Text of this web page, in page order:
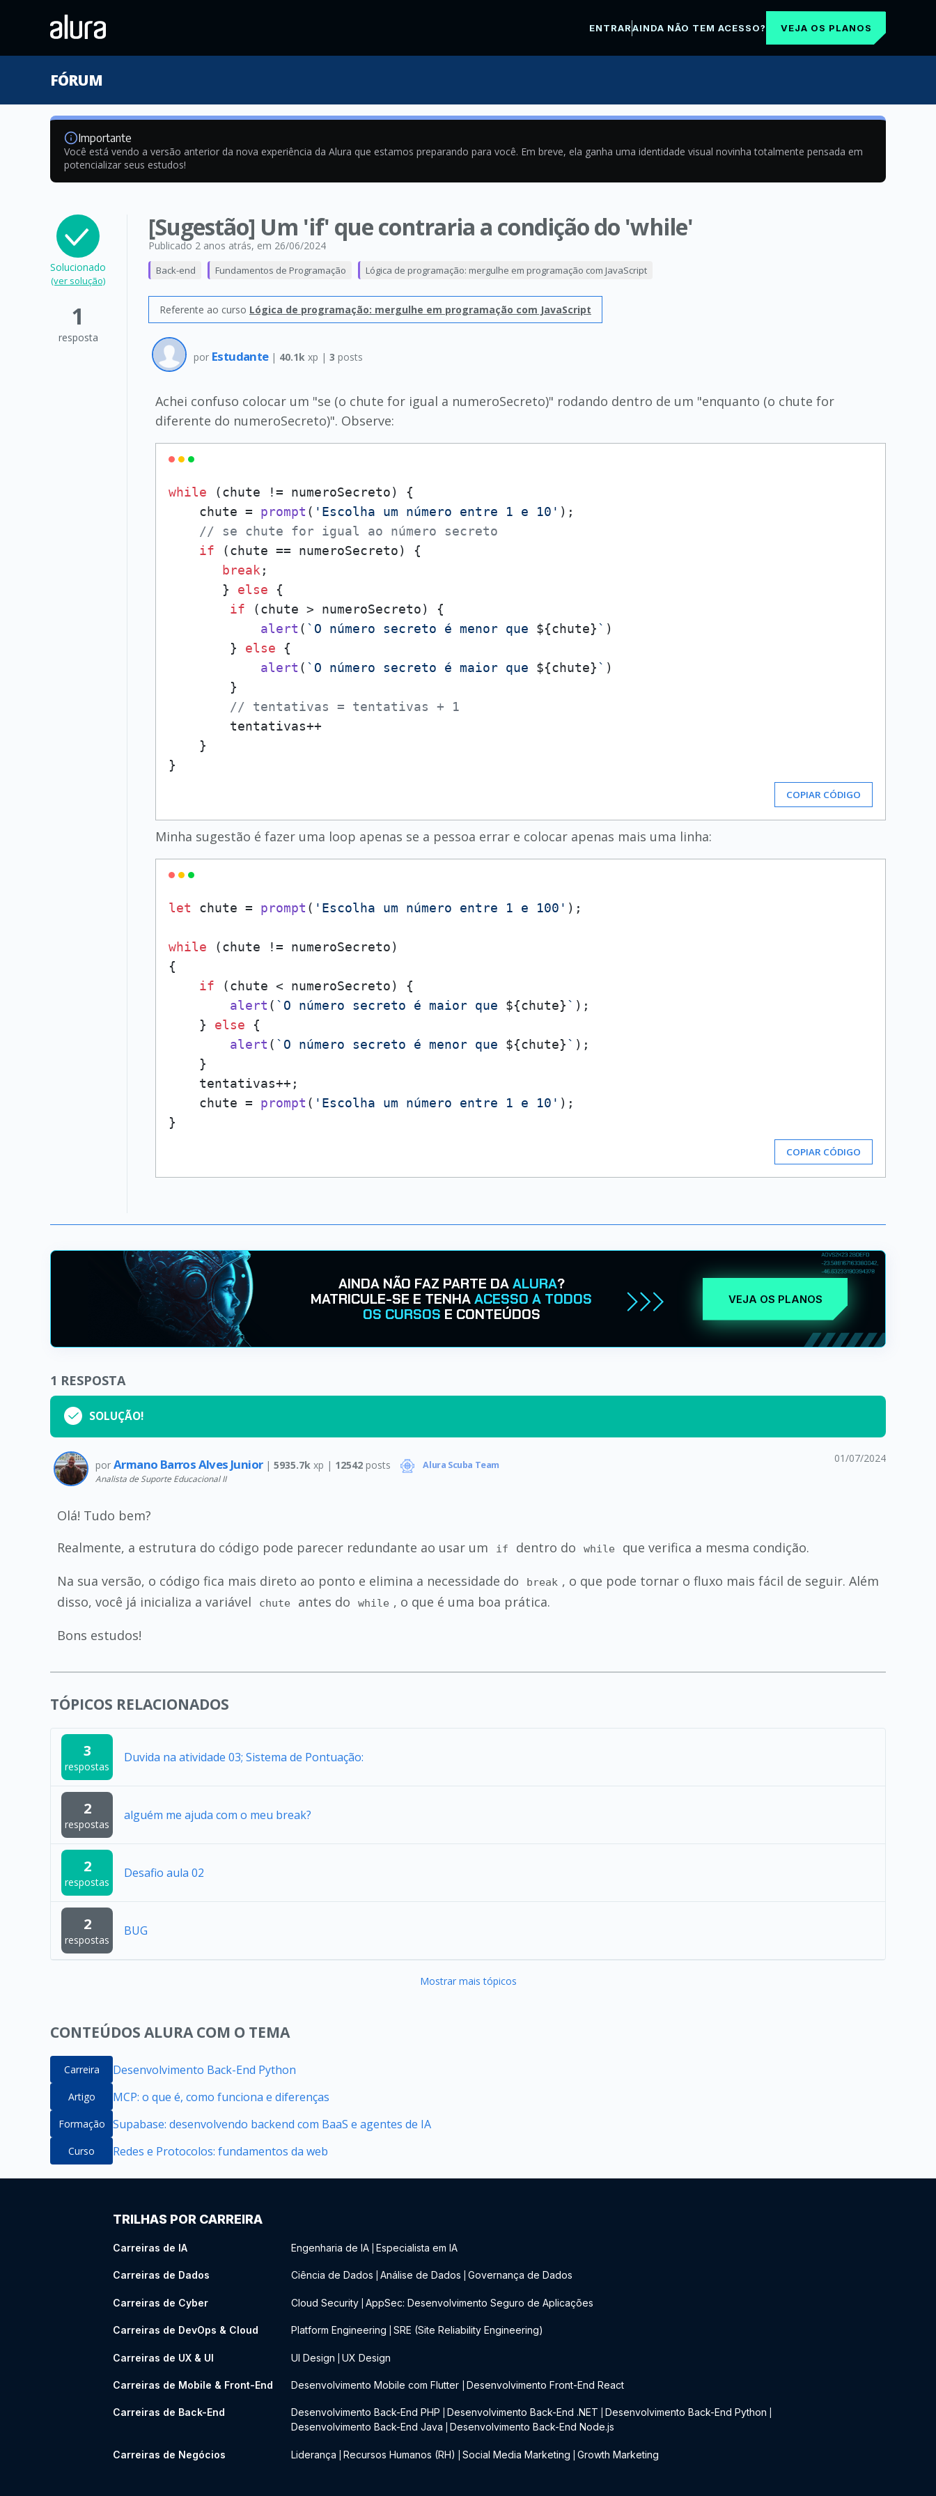
ENTRARAINDA NÃO TEM ACESSO? VEJA OS PLANOS
FÓRUM
Importante
Você está vendo a versão anterior da nova experiência da Alura que estamos preparando para você. Em breve, ela ganha uma identidade visual novinha totalmente pensada em
potencializar seus estudos!
Solucionado
(ver solução)
1
resposta
[Sugestão] Um 'if' que contraria a condição do 'while'
Publicado 2 anos atrás, em 26/06/2024
Back-end Fundamentos de Programação Lógica de programação: mergulhe em programação com JavaScript
Referente ao curso Lógica de programação: mergulhe em programação com JavaScript
por Estudante | 40.1k xp | 3 posts
Achei confuso colocar um "se (o chute for igual a numeroSecreto)" rodando dentro de um "enquanto (o chute for
diferente do numeroSecreto)". Observe:
while (chute != numeroSecreto) {
    chute =
prompt ( 'Escolha um número entre 1 e 10' );
// se chute for igual ao número secreto
if (chute == numeroSecreto) {
break ;
       }
else {
if (chute > numeroSecreto) {
alert ( `O número secreto é menor que ${chute}` )
        }
else {
alert ( `O número secreto é maior que ${chute}` )
        }
// tentativas = tentativas + 1
        tentativas++
    }
COPIAR CÓDIGO
Minha sugestão é fazer uma loop apenas se a pessoa errar e colocar apenas mais uma linha:
let chute = prompt ( 'Escolha um número entre 1 e 100' );
while (chute != numeroSecreto)
{
if (chute < numeroSecreto) {
alert ( `O número secreto é maior que ${chute}` );
    }
else {
alert ( `O número secreto é menor que ${chute}` );
    }
    tentativas++;
    chute =
prompt ( 'Escolha um número entre 1 e 10' );
COPIAR CÓDIGO
AINDA NÃO FAZ PARTE DAALURA?
MATRICULE-SE E TENHAACESSO A TODOS
OS CURSOS E CONTEÚDOS
VEJA OS PLANOS
1 RESPOSTA
SOLUÇÃO!
por Armano Barros Alves Junior | 5935.7k xp | 12542posts Alura Scuba Team
Analista de Suporte Educacional II
01/07/2024
Olá! Tudo bem?
Realmente, a estrutura do código pode parecer redundante ao usar um
if dentro do while
que verifica a mesma condição.
Na sua versão, o código fica mais direto ao ponto e elimina a necessidade do
break , o que pode tornar o fluxo mais fácil de seguir. Além
disso, você já inicializa a variável
chute antes do while , o que é uma boa prática.
Bons estudos!
TÓPICOS RELACIONADOS
3
respostas
Duvida na atividade 03; Sistema de Pontuação:
2
respostas
alguém me ajuda com o meu break?
2
respostas
Desafio aula 02
2
respostas
BUG
Mostrar mais tópicos
CONTEÚDOS ALURA COM O TEMA
Carreira Desenvolvimento Back-End Python
Artigo MCP: o que é, como funciona e diferenças
Formação Supabase: desenvolvendo backend com BaaS e agentes de IA
Curso Redes e Protocolos: fundamentos da web
TRILHAS POR CARREIRA
Carreiras de IA Engenharia de IA Especialista em IA
Carreiras de Dados Ciência de Dados Análise de Dados Governança de Dados
Carreiras de Cyber Cloud Security AppSec: Desenvolvimento Seguro de Aplicações
Carreiras de DevOps & Cloud Platform Engineering SRE (Site Reliability Engineering)
Carreiras de UX & UI UI Design UX Design
Carreiras de Mobile & Front-End Desenvolvimento Mobile com Flutter Desenvolvimento Front-End React
Carreiras de Back-End Desenvolvimento Back-End PHP Desenvolvimento Back-End .NET Desenvolvimento Back-End Python
Desenvolvimento Back-End Java Desenvolvimento Back-End Node.js
Carreiras de Negócios Liderança Recursos Humanos (RH) Social Media Marketing Growth Marketing